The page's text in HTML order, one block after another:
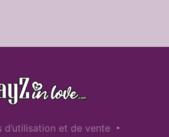
d’utilisation et de vente •